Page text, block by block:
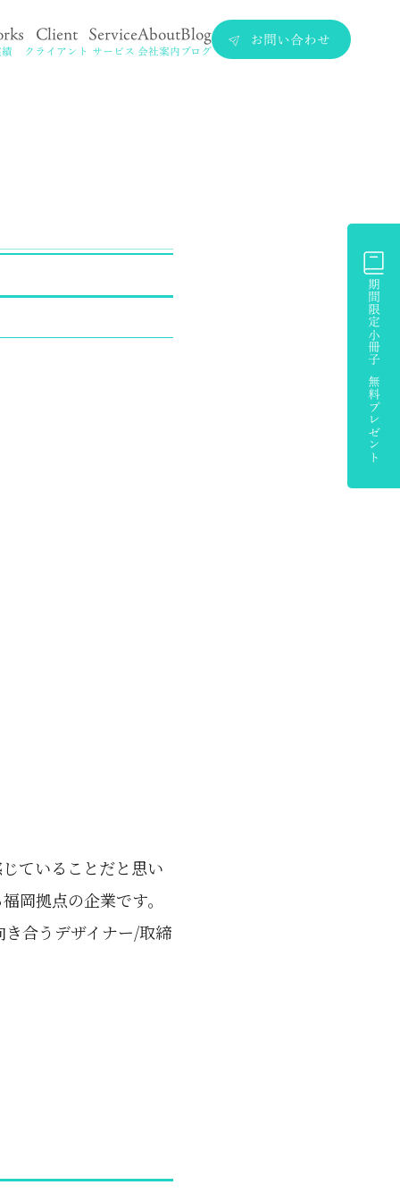
Client
クライアント
Service
サービス
About
会社案内
Blog
ブログ お問い合わせ
ていることだと思い
岡拠点の企業です。
合うデザイナー/取締
期間限定小冊子 無料プレゼント